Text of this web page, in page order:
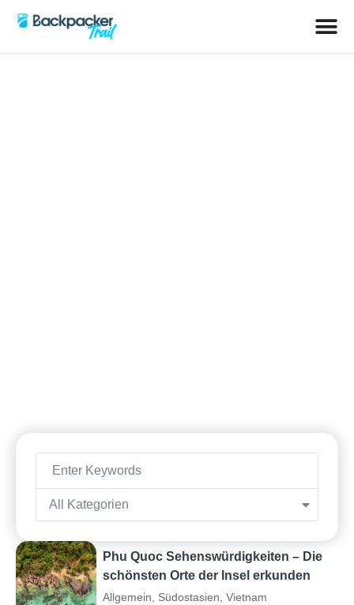
All Kategorien
Phu Quoc Sehenswürdigkeiten – Die
schönsten Orte der Insel erkunden
Allgemein, Südostasien, Vietnam